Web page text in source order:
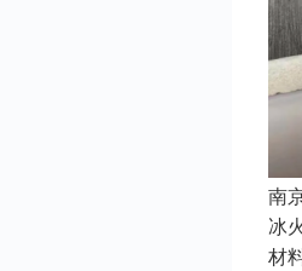
南
冰
材